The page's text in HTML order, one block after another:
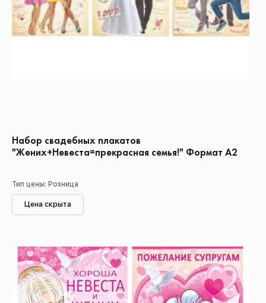
Набор свадебных плакатов
"Жених+Невеста=прекрасная семья!" Формат А2
Тип цены: Розница
Цена скрыта